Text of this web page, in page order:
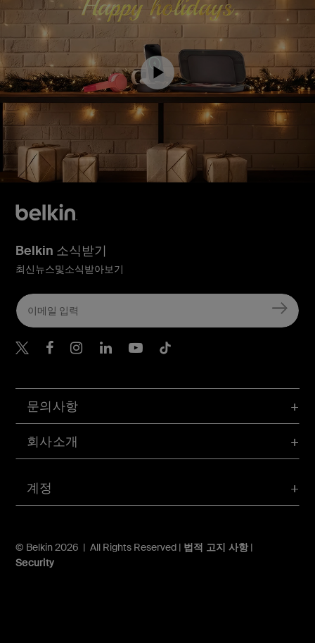
계정
문의사항
회사소개
© Belkin 2026 | All Rights Reserved | 법적 고지 사항|
Security
Belkin 소식받기
최신뉴스및소식받아보기
Belkin Twitter